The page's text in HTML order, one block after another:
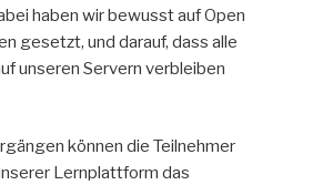
haben wir bewusst auf Open
gesetzt, und darauf, dass alle
unseren Servern verbleiben
können die Teilnehmer
Lernplattform das